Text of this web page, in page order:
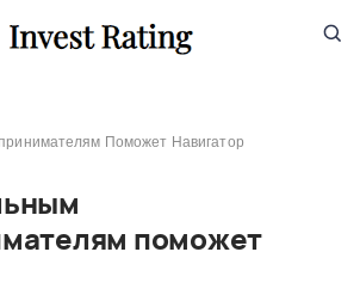
​поможет Навигатор
​поможет